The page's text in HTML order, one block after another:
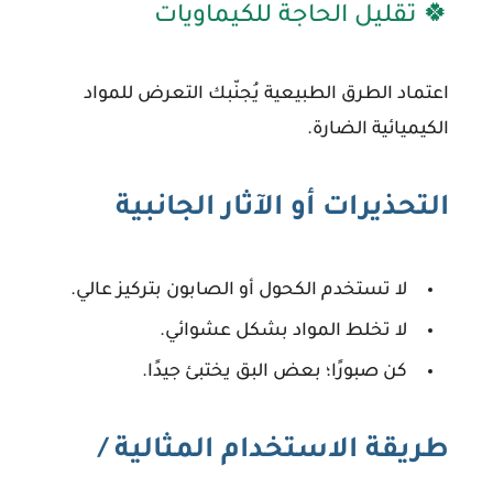
🍀 تقليل الحاجة للكيماويات
اعتماد الطرق الطبيعية يُجنّبك التعرض للمواد
الكيميائية الضارة.
التحذيرات أو الآثار الجانبية
لا تستخدم الكحول أو الصابون بتركيز عالي.
لا تخلط المواد بشكل عشوائي.
كن صبورًا؛ بعض البق يختبئ جيدًا.
طريقة الاستخدام المثالية /